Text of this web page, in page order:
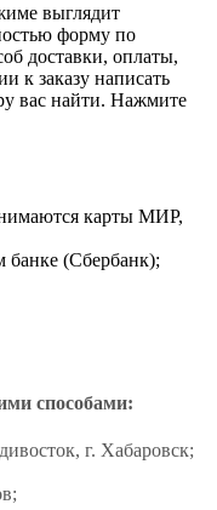
выглядит
форму по
доставки, оплаты,
к заказу написать
вас найти. Нажмите
карты МИР,
банке (Сбербанк);
способами:
г. Хабаровск;